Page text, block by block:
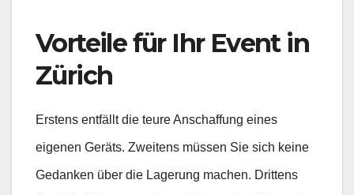
Vorteile für Ihr Event in
Zürich
Erstens entfällt die teure Anschaffung eines
eigenen Geräts. Zweitens müssen Sie sich keine
Gedanken über die Lagerung machen. Drittens